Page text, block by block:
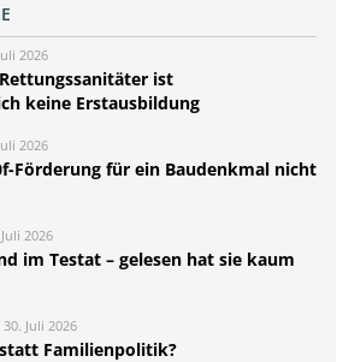
2026
ist
keine Erstausbildung
2026
Förderung für ein Baudenkmal nicht
2026
im Testat – gelesen hat sie kaum
30. Juli 2026
Familienpolitik?